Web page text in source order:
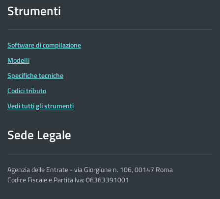
Strumenti
Software di compilazione
Modelli
Specifiche tecniche
Codici tributo
Vedi tutti gli strumenti
Sede Legale
Agenzia delle Entrate - via Giorgione n. 106, 00147 Roma
Codice Fiscale e Partita Iva: 06363391001